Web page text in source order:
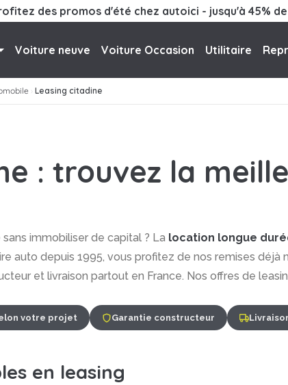
des promos d'été chez autoici - jusqu'à 45%
Voiture neuve Voiture Occasion Utilitaire
› Leasing citadine
: trouvez la
immobiliser de capital ? La location longue
auto depuis 1995, vous profitez de nos remises
et livraison partout en France. Nos offres de
votre projet Garantie constructeur
en leasing